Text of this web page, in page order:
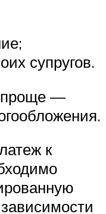
супругов.
проще —
к